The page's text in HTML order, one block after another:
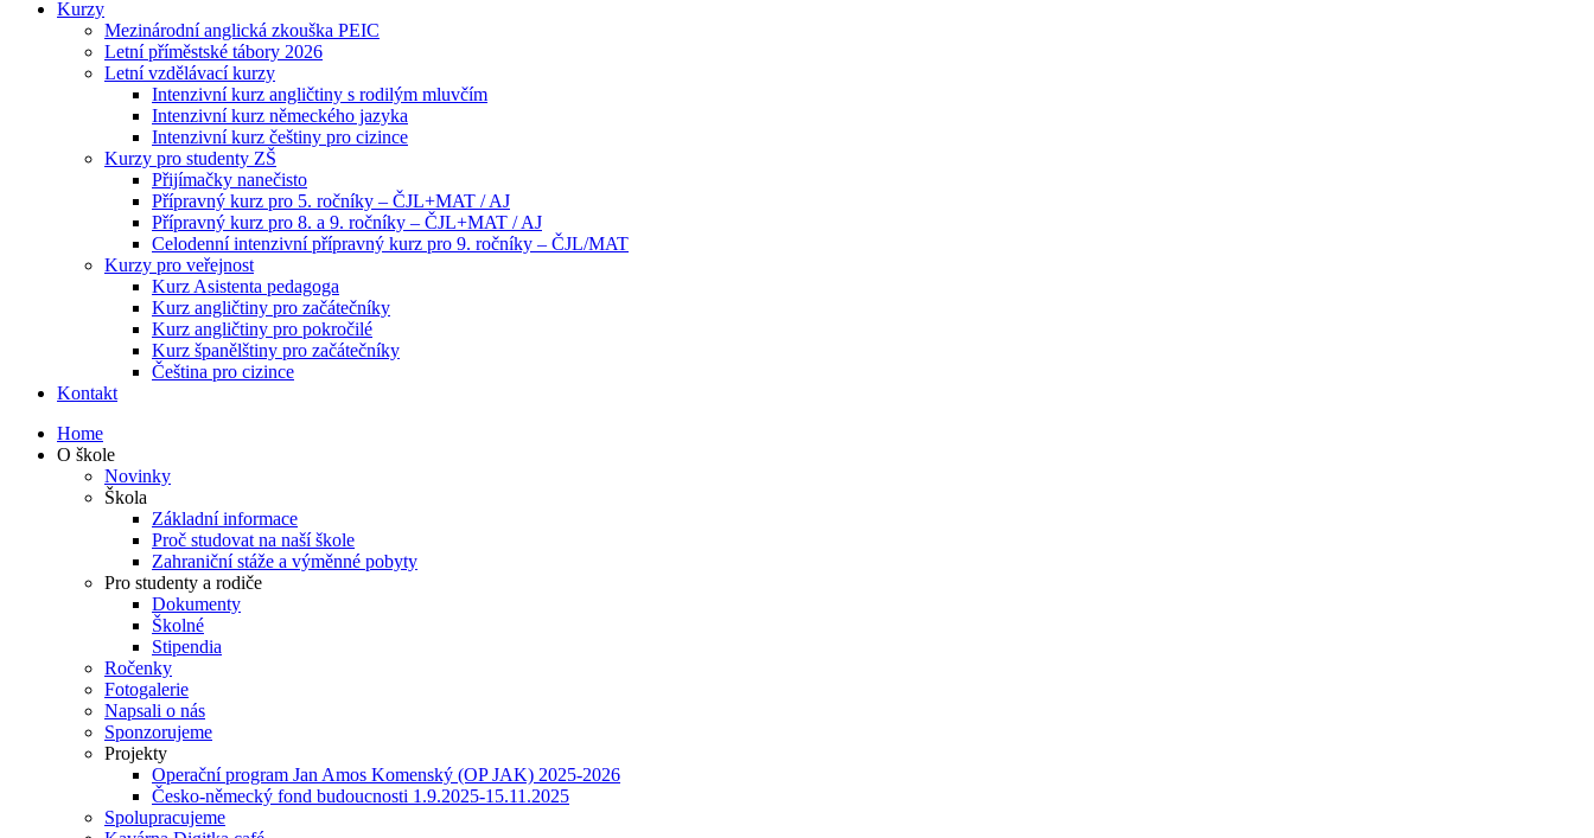
Kurzy
Mezinárodní anglická zkouška PEIC
Letní příměstské tábory 2026
Letní vzdělávací kurzy
Intenzivní kurz angličtiny s rodilým mluvčím
Intenzivní kurz německého jazyka
Intenzivní kurz češtiny pro cizince
Kurzy pro studenty ZŠ
Přijímačky nanečisto
Přípravný kurz pro 5. ročníky – ČJL+MAT / AJ
Přípravný kurz pro 8. a 9. ročníky – ČJL+MAT / AJ
Celodenní intenzivní přípravný kurz pro 9. ročníky – ČJL/MAT
Kurzy pro veřejnost
Kurz Asistenta pedagoga
Kurz angličtiny pro začátečníky
Kurz angličtiny pro pokročilé
Kurz španělštiny pro začátečníky
Čeština pro cizince
Kontakt
Home
O škole
Novinky
Škola
Základní informace
Proč studovat na naší škole
Zahraniční stáže a výměnné pobyty
Pro studenty a rodiče
Dokumenty
Školné
Stipendia
Ročenky
Fotogalerie
Napsali o nás
Sponzorujeme
Projekty
Operační program Jan Amos Komenský (OP JAK) 2025-2026
Česko-německý fond budoucnosti 1.9.2025-15.11.2025
Spolupracujeme